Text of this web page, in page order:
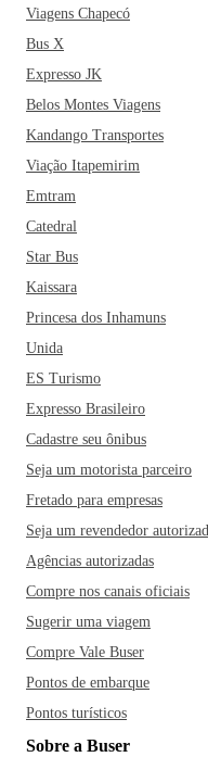
Viagens Chapecó
Bus X
Expresso JK
Belos Montes Viagens
Kandango Transportes
Viação Itapemirim
Emtram
Catedral
Star Bus
Kaissara
Princesa dos Inhamuns
Unida
ES Turismo
Expresso Brasileiro
Cadastre seu ônibus
Seja um motorista parceiro
Fretado para empresas
Seja um revendedor
Agências autorizadas
Compre nos canais oficiais
Sugerir uma viagem
Compre Vale Buser
Pontos de embarque
Pontos turísticos
Sobre a Buser